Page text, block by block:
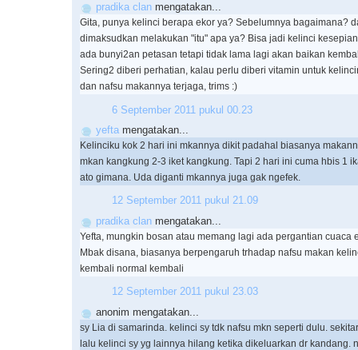
pradika clan mengatakan...
Gita, punya kelinci berapa ekor ya? Sebelumnya bagaimana?
dimaksudkan melakukan "itu" apa ya? Bisa jadi kelinci
ada bunyi2an petasan tetapi tidak lama lagi akan baikan
Sering2 diberi perhatian, kalau perlu diberi vitamin untuk
dan nafsu makannya terjaga, trims :)
6 September 2011 pukul 00.23
yefta mengatakan...
Kelinciku kok 2 hari ini mkannya dikit padahal biasanya
mkan kangkung 2-3 iket kangkung. Tapi 2 hari ini cuma hbis 1
ato gimana. Uda diganti mkannya juga gak ngefek.
12 September 2011 pukul 21.09
pradika clan mengatakan...
Yefta, mungkin bosan atau memang lagi ada pergantian cuaca
Mbak disana, biasanya berpengaruh trhadap nafsu makan
kembali normal kembali
12 September 2011 pukul 23.03
anonim mengatakan...
sy Lia di samarinda. kelinci sy tdk nafsu mkn seperti dulu.
lalu kelinci sy yg lainnya hilang ketika dikeluarkan dr kandang.